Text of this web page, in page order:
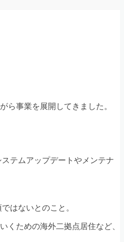
ら事業を展開してきました。
テムアップデートやメンテナ
はないとのこと。
くための海外二拠点居住など、